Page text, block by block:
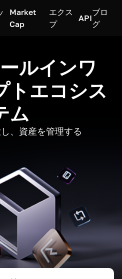
Market
Cap
エクス
プ
API
ブロ
グ
ルインワ
トエコシス
ム
、資産を管理する